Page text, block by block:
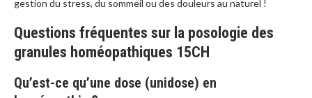
gestion du stress, du sommeil ou des douleurs au naturel !
Questions fréquentes sur la posologie des
granules homéopathiques 15CH
Qu’est-ce qu’une dose (unidose) en